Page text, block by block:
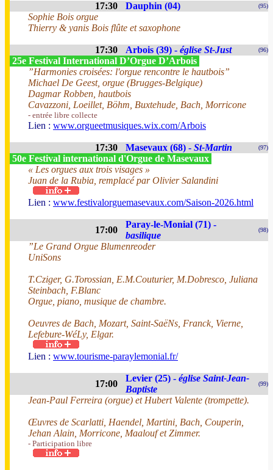
17:30 Dauphin (04) (95)
Sophie Bois orgue
Thierry & yanis Bois flûte et saxophone
17:30 Arbois (39) - église St-Just (96)
25e Festival International D’Orgue D’Arbois
”Harmonies croisées: l'orgue rencontre le hautbois”
Michael De Geest, orgue (Brugges-Belgique)
Dagmar Robben, hautbois
Cavazzoni, Loeillet, Böhm, Buxtehude, Bach, Morricone
- entrée libre collecte
Lien : www.orgueetmusiques.wix.com/Arbois
17:30 Masevaux (68) - St-Martin (97)
50e Festival international d'Orgue de Masevaux
« Les orgues aux trois visages »
Juan de la Rubia, remplacé par Olivier Salandini
Lien : www.festivalorguemasevaux.com/Saison-2026.html
17:00
Paray-le-Monial (71) -
basilique
(98)
”Le Grand Orgue Blumenreoder
UniSons
T.Cziger, G.Torossian, E.M.Couturier, M.Dobresco, Juliana
Steinbach, F.Blanc
Orgue, piano, musique de chambre.
Oeuvres de Bach, Mozart, Saint-SaëNs, Franck, Vierne,
Lefebure-WéLy, Elgar.
Lien : www.tourisme-paraylemonial.fr/
17:00
Levier (25) - église Saint-Jean-
Baptiste
(99)
Jean-Paul Ferreira (orgue) et Hubert Valente (trompette).
Œuvres de Scarlatti, Haendel, Martini, Bach, Couperin,
Jehan Alain, Morricone, Maalouf et Zimmer.
- Participation libre